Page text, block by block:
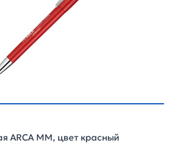
ARCA MM, цвет красный